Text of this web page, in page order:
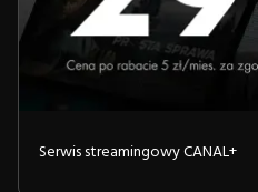
Serwis streamingowy CANAL+